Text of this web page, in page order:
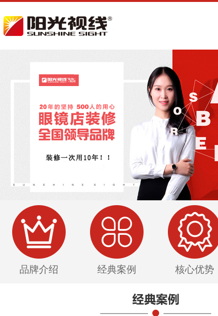
品牌介绍 经典案例 核心优势